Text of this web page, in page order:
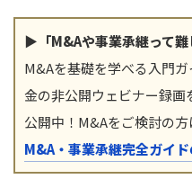
▶「M&Aや事業承継って
M&Aを基礎を学べる入門
金の非公開ウェビナー録
公開中！M&Aをご検討の方
M&A・事業承継完全ガイ